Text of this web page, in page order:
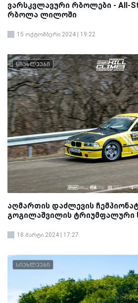
ვარსკვლავური რბოლები - All-
რბოლა ლილოში
15 ოქტომბერი 2024 | 19:22
სიახლეები
აღმართის დაძლევის
გოგილაშვილის ტრიუმფალური
18 მარტი 2024 | 17:27
სიახლეები